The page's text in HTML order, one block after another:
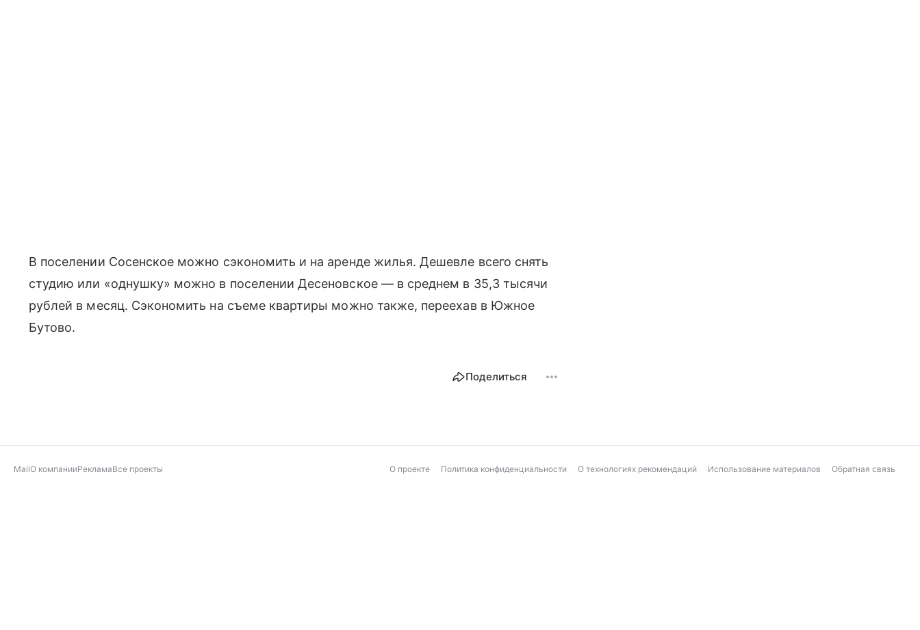
В поселении Сосенское можно сэкономить и на аренде жилья. Дешевле всего снять
студию или «однушку» можно в поселении Десеновское — в среднем в 35,3 тысячи
рублей в месяц. Сэкономить на съеме квартиры можно также, переехав в Южное
Бутово.
Поделиться
MailО компанииРекламаВсе проекты О проекте Политика конфиденциальности О технологиях рекомендаций Использование материалов Обратная связь